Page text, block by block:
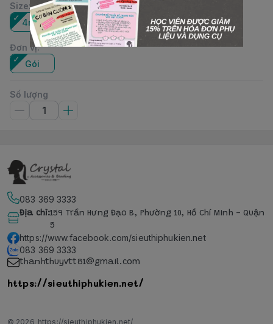
Size:
4mm
Đơn vị:
Gói
Số lượng
083 369 3333
Địa chỉ:159 Trần Hưng Đạo B, Phường 10, Hồ Chí Minh - Quận
5
https://www.facebook.com/sieuthiphukien.net
083 369 3333
thanhthuyvtt81@gmail.com
https://sieuthiphukien.net/
© 2026 https://sieuthiphukien.net/